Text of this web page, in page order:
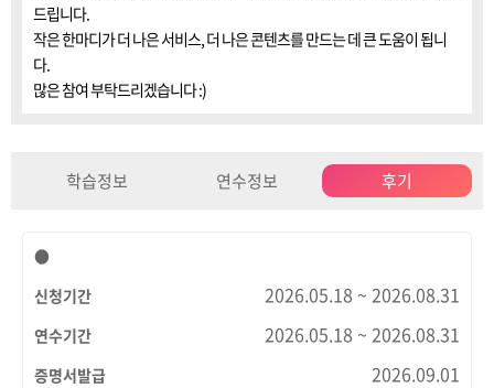
드립니다.
작은 한마디가 더 나은 서비스, 더 나은 콘텐츠를 만드는 데 큰 도움이 됩니
다.
많은 참여 부탁드리겠습니다 :)
학습정보 연수정보 후기
●
신청기간
2026.05.18 ~ 2026.08.31
연수기간 2026.05.18 ~ 2026.08.31
증명서발급 2026.09.01